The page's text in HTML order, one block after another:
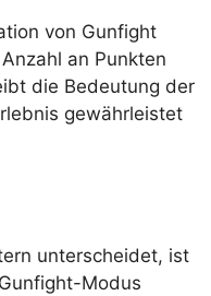
von Gunfight
an Punkten
die Bedeutung der
gewährleistet
unterscheidet, ist
Modus